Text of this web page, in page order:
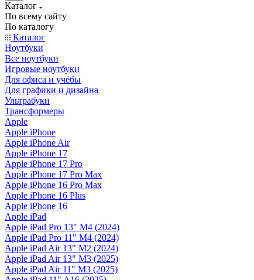
Каталог
По всему сайту
По каталогу
Каталог
Ноутбуки
Все ноутбуки
Игровые ноутбуки
Для офиса и учёбы
Для графики и дизайна
Ультрабуки
Трансформеры
Apple
Apple iPhone
Apple iPhone Air
Apple iPhone 17
Apple iPhone 17 Pro
Apple iPhone 17 Pro Max
Apple iPhone 16 Pro Max
Apple iPhone 16 Plus
Apple iPhone 16
Apple iPad
Apple iPad Pro 13" M4 (2024)
Apple iPad Pro 11" M4 (2024)
Apple iPad Air 13" M2 (2024)
Apple iPad Air 13" M3 (2025)
Apple iPad Air 11" M3 (2025)